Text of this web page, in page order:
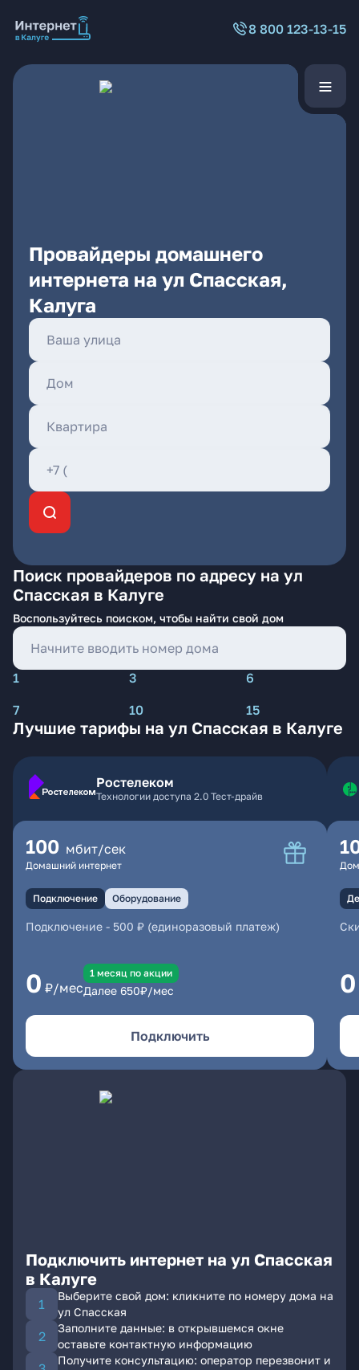
8 800 123-13-15
Провайдеры домашнего
интернета на ул Спасская,
Калуга
Поиск провайдеров по адресу на ул
Спасская в Калуге
Воспользуйтесь поиском, чтобы найти свой дом
1 3
6
7
10 15
Лучшие тарифы на ул Спасская в Калуге
Ростелеком
Технологии доступа 2.0 Тест-драйв
100 мбит/сек
Домашний интернет
Подключение Оборудование
Подключение - 500 ₽ (единоразовый платеж)
0 ₽/мес
1 месяц по акции
Далее 650₽/мес
Подключить
0
Подключить интернет на ул Спасская
в Калуге
Выберите свой дом: кликните по номеру дома на
ул Спасская
Заполните данные: в открывшемся окне
оставьте контактную информацию
Получите консультацию: оператор перезвонит и